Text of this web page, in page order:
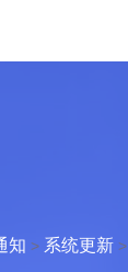
知 > 系统更新>